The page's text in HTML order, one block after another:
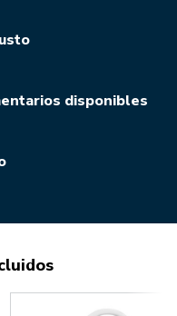
disponibles